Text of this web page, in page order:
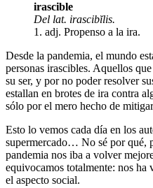
irascible
Del lat. irascibĭlis.
1. adj. Propenso a la ira.
Desde la pandemia, el mundo
personas irascibles. Aquellos
su ser, y por no poder resolver
estallan en brotes de ira contra
sólo por el mero hecho de
Esto lo vemos cada día en los
supermercado… No sé por qué,
pandemia nos iba a volver
equivocamos totalmente: nos ha
el aspecto social.